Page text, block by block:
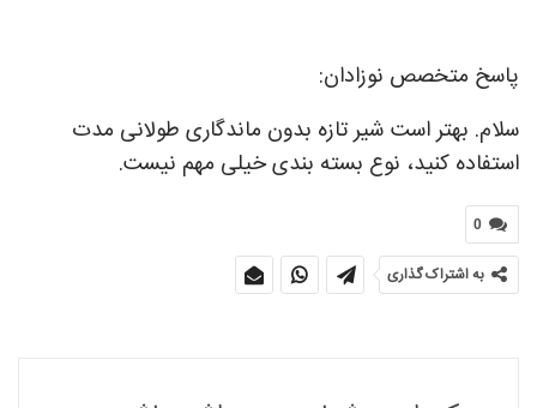
پاسخ متخصص نوزادان:
سلام. بهتر است شیر تازه بدون ماندگاری طولانی مدت
استفاده کنید، نوع بسته بندی خیلی مهم نیست.
0
به اشتراک گذاری